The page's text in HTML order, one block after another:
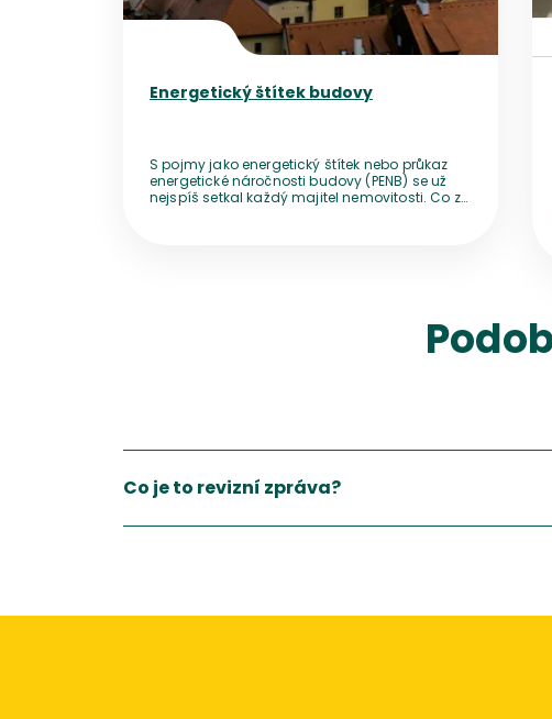
Energetický štítek budovy
S pojmy jako energetický štítek nebo průkaz
energetické náročnosti budovy (PENB) se už
nejspíš setkal každý majitel nemovitosti. Co z
Co je to revizní zpráva?